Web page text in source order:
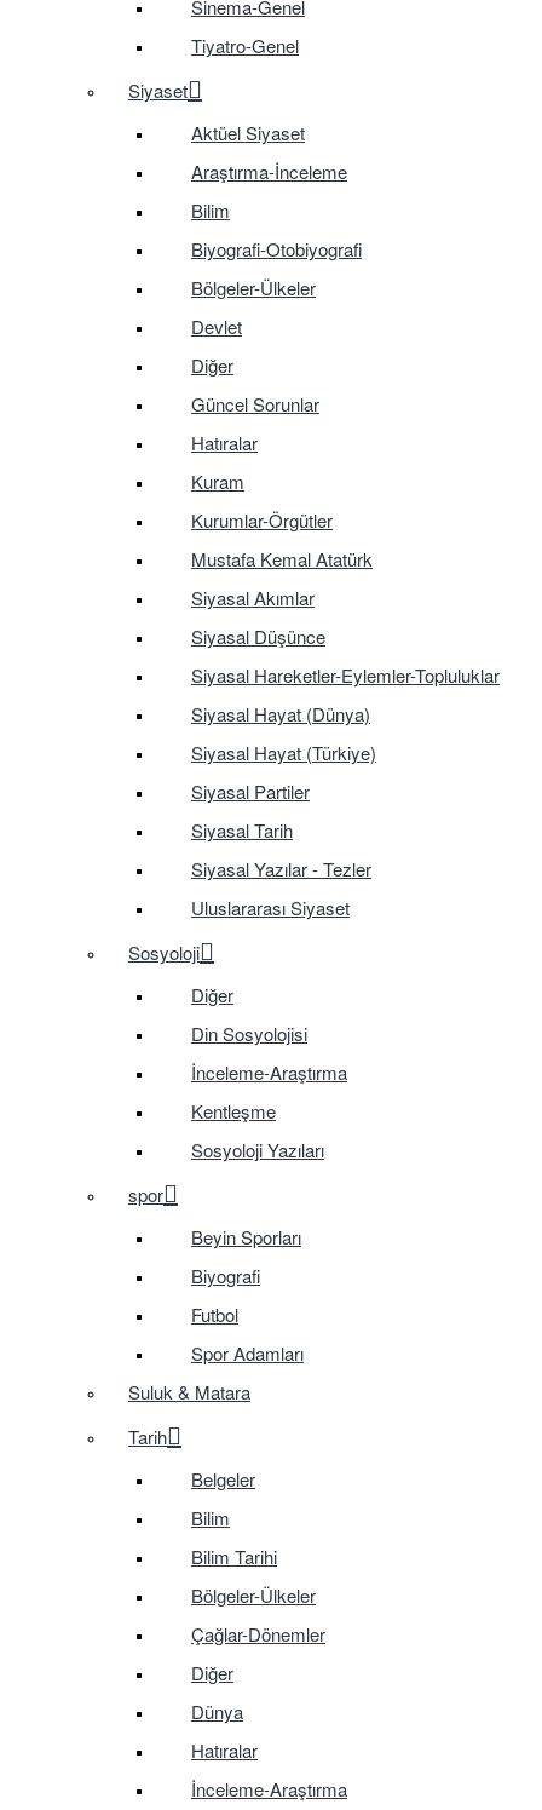
Sinema-Genel
Tiyatro-Genel
Siyaset
Aktüel Siyaset
Araştırma-İnceleme
Bilim
Biyografi-Otobiyografi
Bölgeler-Ülkeler
Devlet
Diğer
Güncel Sorunlar
Hatıralar
Kuram
Kurumlar-Örgütler
Mustafa Kemal Atatürk
Siyasal Akımlar
Siyasal Düşünce
Siyasal Hareketler-Eylemler-Topluluklar
Siyasal Hayat (Dünya)
Siyasal Hayat (Türkiye)
Siyasal Partiler
Siyasal Tarih
Siyasal Yazılar - Tezler
Uluslararası Siyaset
Sosyoloji
Diğer
Din Sosyolojisi
İnceleme-Araştırma
Kentleşme
Sosyoloji Yazıları
spor
Beyin Sporları
Biyografi
Futbol
Spor Adamları
Suluk & Matara
Tarih
Belgeler
Bilim
Bilim Tarihi
Bölgeler-Ülkeler
Çağlar-Dönemler
Diğer
Dünya
Hatıralar
İnceleme-Araştırma